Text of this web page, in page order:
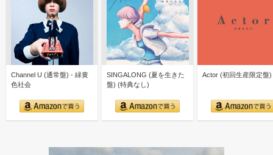
Channel U (通常盤) - 緑黄
色社会
SINGALONG (夏を生きた
盤) (特典なし)
Actor (初回生産限定盤)